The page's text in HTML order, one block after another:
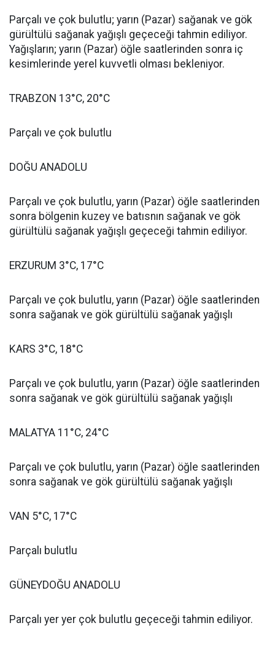
Parçalı ve çok bulutlu; yarın (Pazar) sağanak ve gök
gürültülü sağanak yağışlı geçeceği tahmin ediliyor.
Yağışların; yarın (Pazar) öğle saatlerinden sonra iç
kesimlerinde yerel kuvvetli olması bekleniyor.
TRABZON 13°C, 20°C
Parçalı ve çok bulutlu
DOĞU ANADOLU
Parçalı ve çok bulutlu, yarın (Pazar) öğle saatlerinden
sonra bölgenin kuzey ve batısnın sağanak ve gök
gürültülü sağanak yağışlı geçeceği tahmin ediliyor.
ERZURUM 3°C, 17°C
Parçalı ve çok bulutlu, yarın (Pazar) öğle saatlerinden
sonra sağanak ve gök gürültülü sağanak yağışlı
KARS 3°C, 18°C
Parçalı ve çok bulutlu, yarın (Pazar) öğle saatlerinden
sonra sağanak ve gök gürültülü sağanak yağışlı
MALATYA 11°C, 24°C
Parçalı ve çok bulutlu, yarın (Pazar) öğle saatlerinden
sonra sağanak ve gök gürültülü sağanak yağışlı
VAN 5°C, 17°C
Parçalı bulutlu
GÜNEYDOĞU ANADOLU
Parçalı yer yer çok bulutlu geçeceği tahmin ediliyor.